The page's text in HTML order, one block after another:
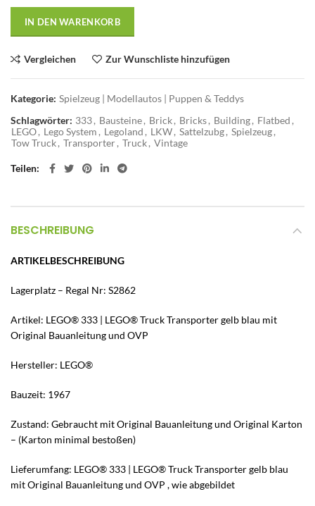
IN DEN WARENKORB
Vergleichen Zur Wunschliste hinzufügen
Kategorie: Spielzeug | Modellautos | Puppen & Teddys
Schlagwörter: 333, Bausteine, Brick, Bricks, Building, Flatbed ,
LEGO, Lego System , Legoland , LKW, Sattelzubg, Spielzeug,
Tow Truck, Transporter, Truck, Vintage
Teilen
BESCHREIBUNG
ARTIKELBESCHREIBUNG
Lagerplatz – Regal Nr: S2862
Artikel: LEGO® 333 | LEGO® Truck Transporter gelb blau mit
Original Bauanleitung und OVP
Hersteller: LEGO®
Bauzeit: 1967
Zustand: Gebraucht mit Original Bauanleitung und Original Karton
– (Karton minimal bestoßen)
Lieferumfang: LEGO® 333 | LEGO® Truck Transporter gelb blau
mit Original Bauanleitung und OVP , wie abgebildet